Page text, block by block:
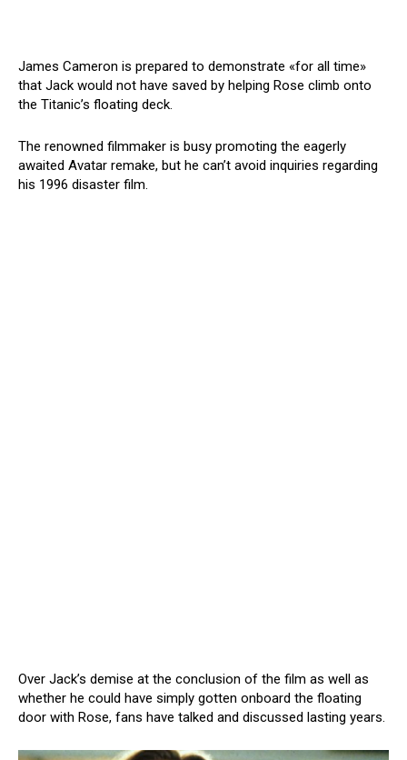
James Cameron is prepared to demonstrate «for all time»
that Jack would not have saved by helping Rose climb onto
the Titanic’s floating deck.
The renowned filmmaker is busy promoting the eagerly
awaited Avatar remake, but he can’t avoid inquiries regarding
his 1996 disaster film.
Over Jack’s demise at the conclusion of the film as well as
whether he could have simply gotten onboard the floating
door with Rose, fans have talked and discussed lasting years.